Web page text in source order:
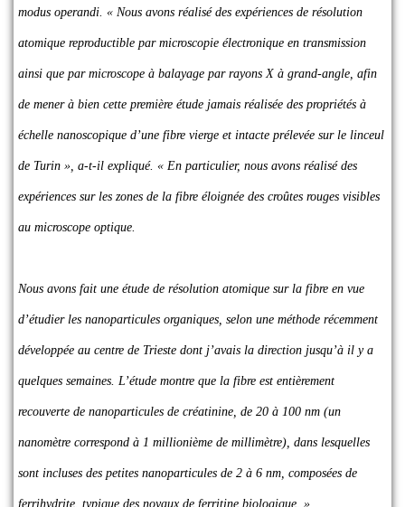
modus operandi . « Nous avons réalisé des expériences de résolution
atomique reproductible par microscopie électronique en transmission
ainsi que par microscope à balayage par rayons X à grand-angle, afin
de mener à bien cette première étude jamais réalisée des propriétés à
échelle nanoscopique d’une fibre vierge et intacte prélevée sur le linceul
de Turin », a-t-il expliqué. « En particulier, nous avons réalisé des
expériences sur les zones de la fibre éloignée des croûtes rouges visibles
au microscope optique.
Nous avons fait une étude de résolution atomique sur la fibre en vue
d’étudier les nanoparticules organiques, selon une méthode récemment
développée au centre de Trieste dont j’avais la direction jusqu’à il y a
quelques semaines. L’étude montre que la fibre est entièrement
recouverte de nanoparticules de créatinine, de 20 à 100 nm (un
nanomètre correspond à 1 millionième de millimètre), dans lesquelles
sont incluses des petites nanoparticules de 2 à 6 nm, composées de
ferrihydrite, typique des noyaux de ferritine biologique. »